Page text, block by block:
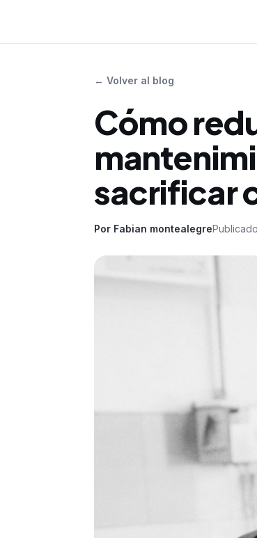
← Volver al blog
Cómo
sacrificar
Por Fabian montealegre